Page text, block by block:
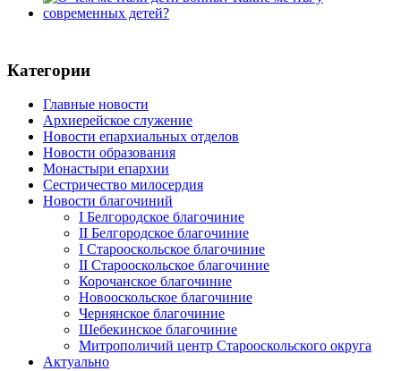
Категории
Главные новости
Архиерейское служение
Новости епархиальных отделов
Новости образования
Монастыри епархии
Сестричество милосердия
Новости благочиний
I Белгородское благочиние
II Белгородское благочиние
I Старооскольское благочиние
II Старооскольское благочиние
Корочанское благочиние
Новооскольское благочиние
Чернянское благочиние
Шебекинское благочиние
Митрополичий центр Старооскольского округа
Актуально